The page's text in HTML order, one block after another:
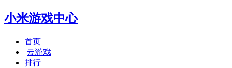
小米游戏中心
首页
云游戏
排行